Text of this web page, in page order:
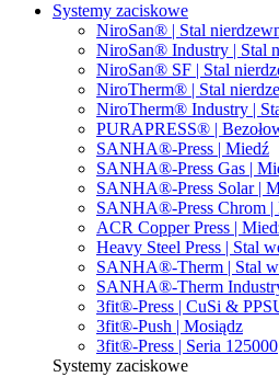
Systemy zaciskowe
NiroSan® | Stal
NiroSan® Industry | Stal
NiroSan® SF | Stal
NiroTherm® | Stal
NiroTherm® Industry |
PURAPRESS® |
SANHA®-Press | Miedź
SANHA®-Press Gas |
SANHA®-Press Solar |
SANHA®-Press Chrom |
ACR Copper Press |
Heavy Steel Press | Stal
SANHA®-Therm | Stal
SANHA®-Therm
3fit®-Press | CuSi &
3fit®-Push | Mosiądz
3fit®-Press | Seria 125000
Systemy zaciskowe